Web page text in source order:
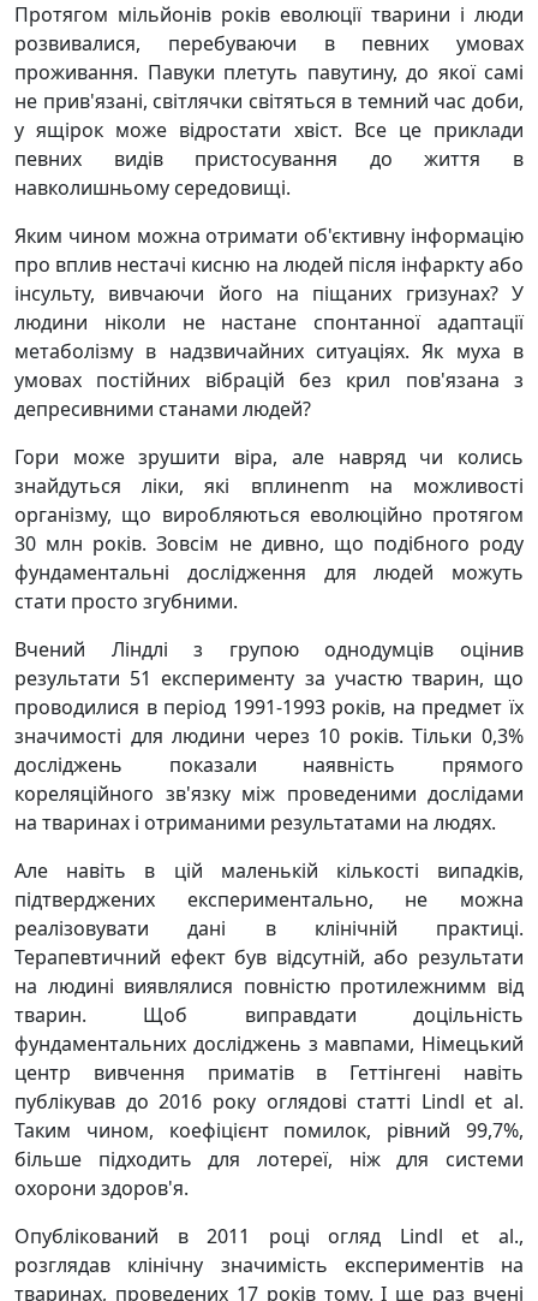
Протягом мільйонів років еволюції тварини і люди
розвивалися, перебуваючи в певних умовах
проживання. Павуки плетуть павутину, до якої самі
не прив'язані, світлячки світяться в темний час доби,
у ящірок може відростати хвіст. Все це приклади
певних видів пристосування до життя в
навколишньому середовищі.
Яким чином можна отримати об'єктивну інформацію
про вплив нестачі кисню на людей після інфаркту або
інсульту, вивчаючи його на піщаних гризунах? У
людини ніколи не настане спонтанної адаптації
метаболізму в надзвичайних ситуаціях. Як муха в
умовах постійних вібрацій без крил пов'язана з
депресивними станами людей?
Гори може зрушити віра, але навряд чи колись
знайдуться ліки, які вплинenm на можливості
організму, що виробляються еволюційно протягом
30 млн років. Зовсім не дивно, що подібного роду
фундаментальні дослідження для людей можуть
стати просто згубними.
Вчений Ліндлі з групою однодумців оцінив
результати 51 експерименту за участю тварин, що
проводилися в період 1991-1993 років, на предмет їх
значимості для людини через 10 років. Тільки 0,3%
досліджень показали наявність прямого
кореляційного зв'язку між проведеними дослідами
на тваринах і отриманими результатами на людях.
Але навіть в цій маленькій кількості випадків,
підтверджених експериментально, не можна
реалізовувати дані в клінічній практиці.
Терапевтичний ефект був відсутній, або результати
на людині виявлялися повністю протилежнимм від
тварин. Щоб виправдати доцільність
фундаментальних досліджень з мавпами, Німецький
центр вивчення приматів в Геттінгені навіть
публікував до 2016 року оглядові статті Lindl et al.
Таким чином, коефіцієнт помилок, рівний 99,7%,
більше підходить для лотереї, ніж для системи
охорони здоров'я.
Опублікований в 2011 році огляд Lindl et al.,
розглядав клінічну значимість експериментів на
тваринах, проведених 17 років тому. І ще раз вчені